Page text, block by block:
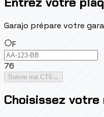
Garajo prépare votre
F
76
Suivre ma CT6 →
Choisissez